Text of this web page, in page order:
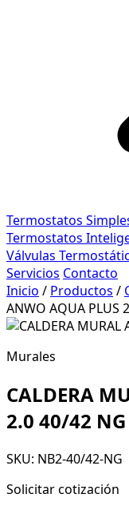
Termostatos
Termostatos
Válvulas
Servicios Contacto
Inicio / Productos /
ANWO AQUA PLUS
Murales
CALDERA
2.0 40/42 NG
SKU: NB2-40/42-NG
Solicitar cotización